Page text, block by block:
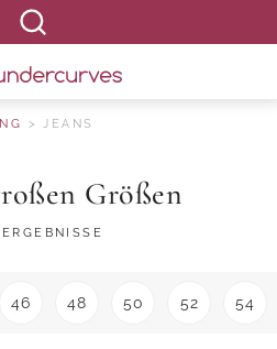
JEANS
Größen
46 48 50 52 54